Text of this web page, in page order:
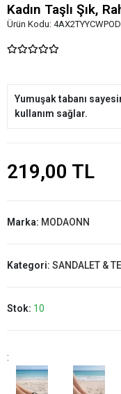
Kadın Taşlı Şık,
Ürün Kodu:
Yumuşak tabanı
kullanım sağlar.
219,00 TL
Marka: MODAONN
Kategori: SANDALET &
Stok: 10
: